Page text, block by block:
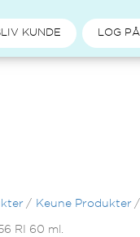
KUNDE LOG PÅ
/ Keune Produkter /
RI 60 ml.